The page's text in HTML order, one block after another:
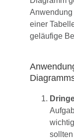
einer
geläufige